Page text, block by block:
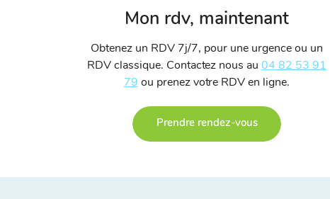
Mon rdv, maintenant
Obtenez un RDV 7j/7, pour une urgence ou un
RDV classique. Contactez nous au 04 82 53 91
79 ou prenez votre RDV en ligne.
Prendre rendez-vous